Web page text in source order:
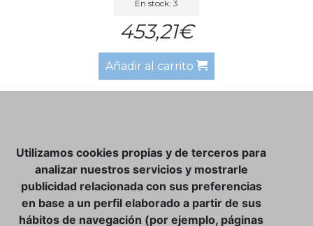
En stock: 3
453,21€
Añadir al carrito
CLUB VINATER
CONTACTO
TIENDA ONLINE:
Utilizamos cookies propias y de terceros para
analizar nuestros servicios y mostrarle
publicidad relacionada con sus preferencias
en base a un perfil elaborado a partir de sus
hábitos de navegación (por ejemplo, páginas